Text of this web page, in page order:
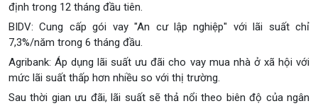
định trong 12 tháng đầu tiên.
BIDV: Cung cấp gói vay "An cư lập nghiệp" với lãi suất chỉ
7,3%/năm trong 6 tháng đầu.
Agribank: Áp dụng lãi suất ưu đãi cho vay mua nhà ở xã hội với
mức lãi suất thấp hơn nhiều so với thị trường.
Sau thời gian ưu đãi, lãi suất sẽ thả nổi theo biên độ của ngân